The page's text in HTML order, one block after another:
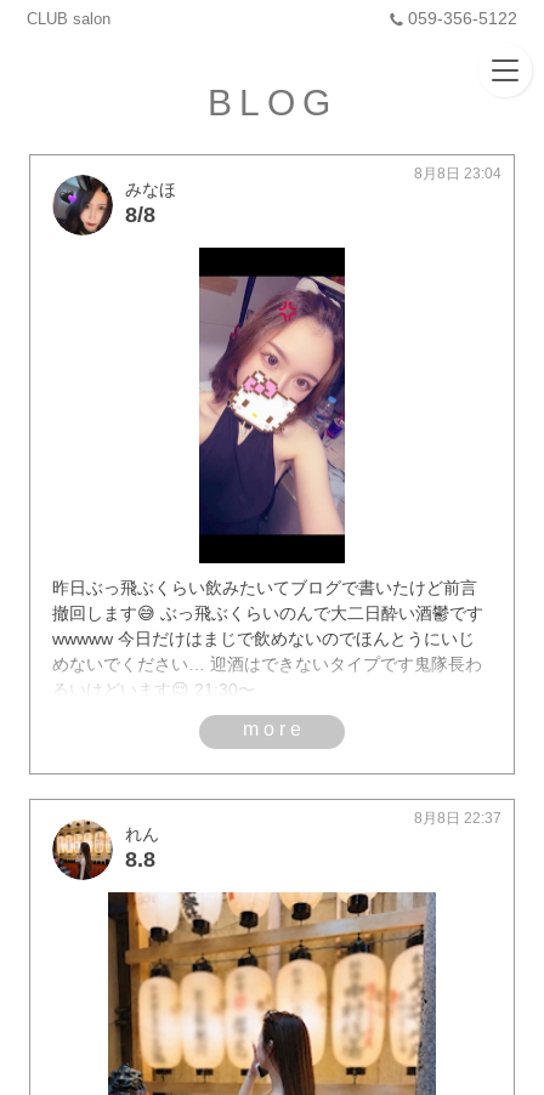
CLUB salon 059-356-5122
BLOG
みなほ
8/8
8月8日 23:04
昨日ぶっ飛ぶくらい飲みたいてブログで書いたけど前言
撤回します😅 ぶっ飛ぶくらいのんで大二日酔い酒鬱です
wwwww 今日だけはまじで飲めないのでほんとうにいじ
めないでください… 迎酒はできないタイプです鬼隊長わ
るいけどいます😌 21:30〜
more
れん
8.8
8月8日 22:37